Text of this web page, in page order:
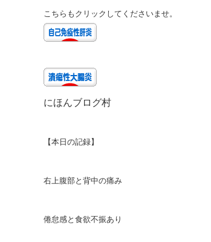
こちらもクリックしてくださいませ。
にほんブログ村
【本日の記録】
右上腹部と背中の痛み
倦怠感と食欲不振あり